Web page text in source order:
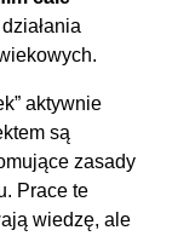
aktywnie
są
zasady
Prace te
wiedzę, ale